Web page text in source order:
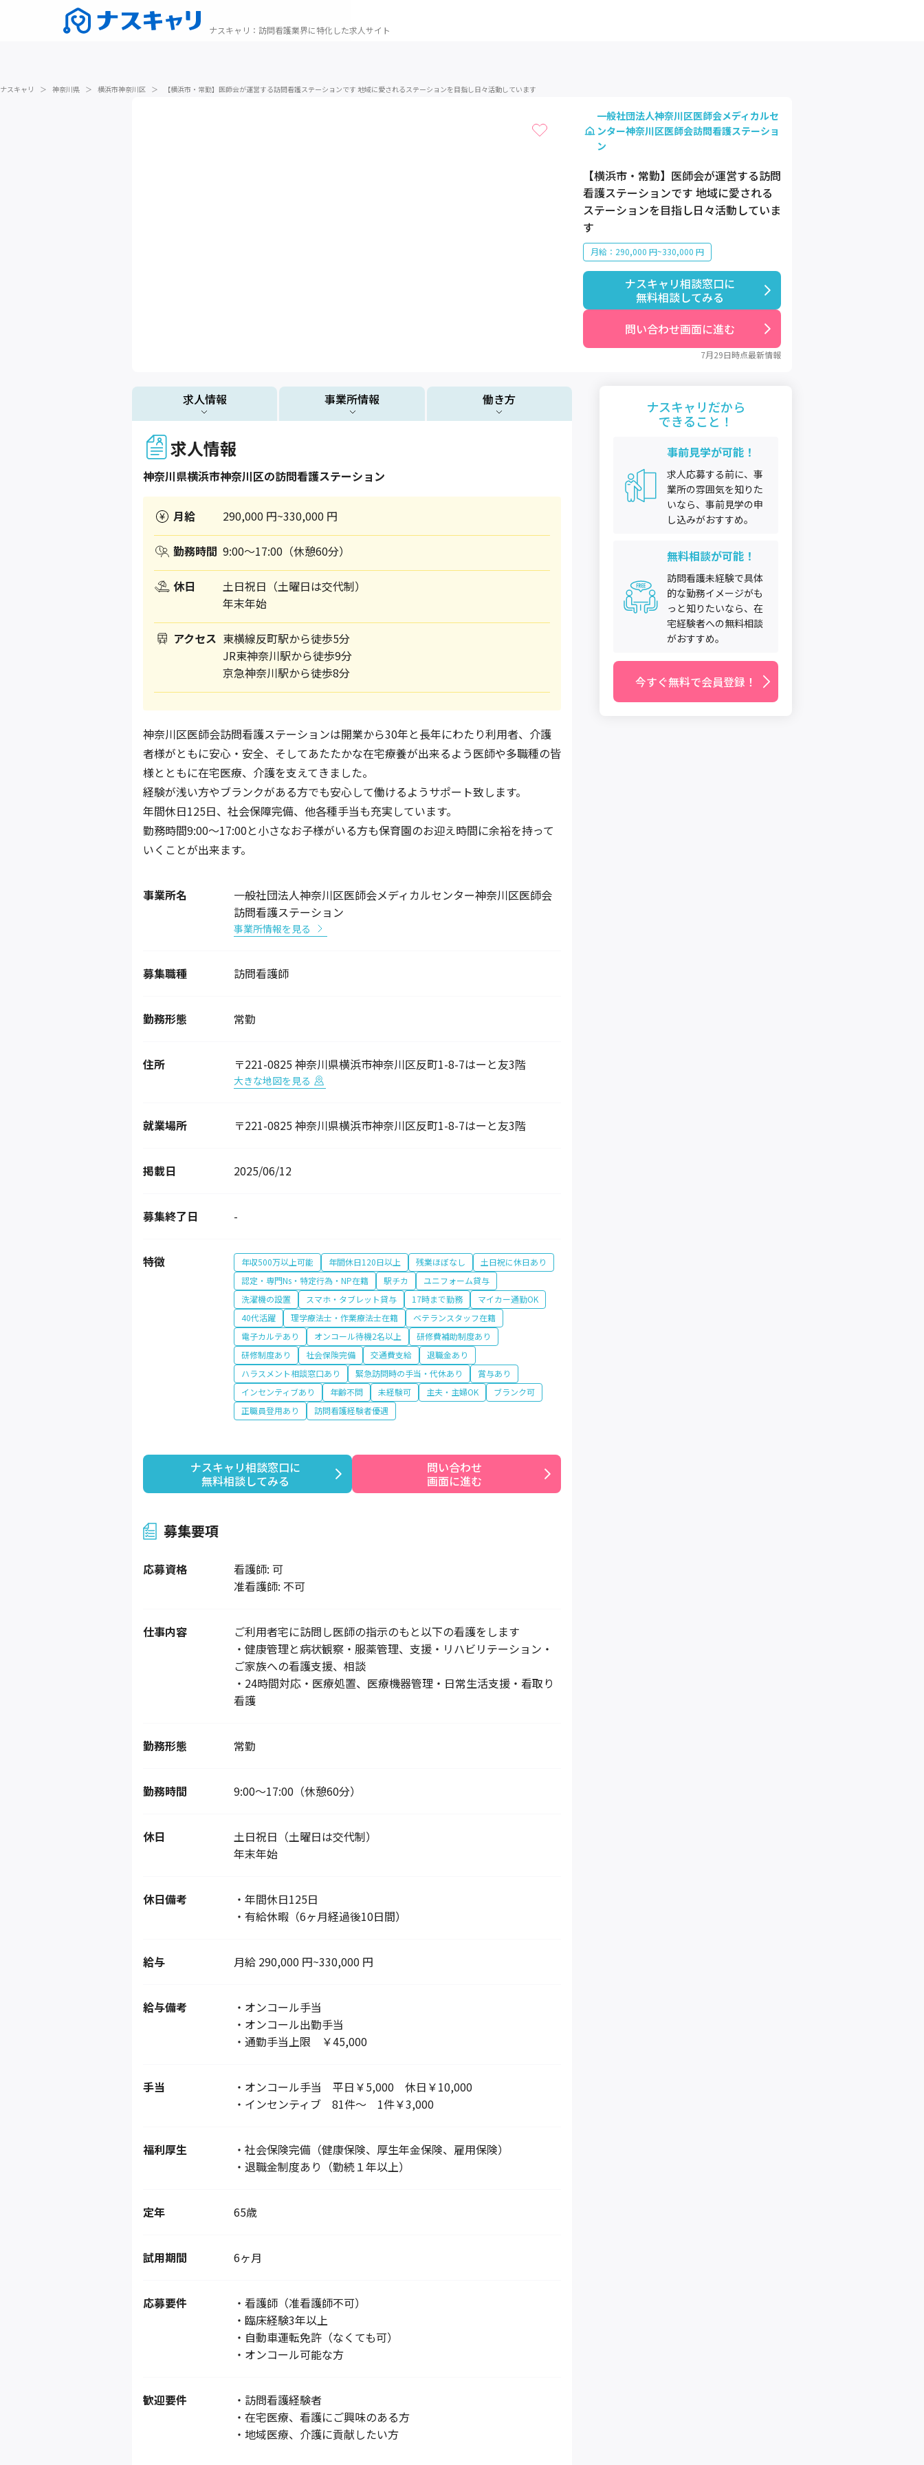
ナスキャリ ： 訪問看護業界に特化した求人サイト
ナスキャリ ＞ 神奈川県 ＞ 横浜市神奈川区 ＞ 【横浜市・常勤】医師会が運営する訪問看護ステーションです 地域に愛されるステーションを目指し日々活動しています
一般社団法人神奈川区医師会メディカルセ
ンター神奈川区医師会訪問看護ステーショ
ン
【横浜市・常勤】医師会が運営する訪問
看護ステーションです 地域に愛される
ステーションを目指し日々活動していま
す
月給：290,000 円~330,000 円
ナスキャリ相談窓口に
無料相談してみる
問い合わせ画面に進む
7月29日時点最新情報
求人情報 事業所情報 働き方
求人情報
神奈川県横浜市神奈川区の訪問看護ステーション
月給 290,000 円~330,000 円
勤務時間 9:00～17:00（休憩60分）
休日
土日祝日（土曜日は交代制）
年末年始
アクセス 東横線反町駅から徒歩5分
JR東神奈川駅から徒歩9分
京急神奈川駅から徒歩8分
神奈川区医師会訪問看護ステーションは開業から30年と長年にわたり利用者、介護
者様がともに安心・安全、そしてあたたかな在宅療養が出来るよう医師や多職種の皆
様とともに在宅医療、介護を支えてきました。
経験が浅い方やブランクがある方でも安心して働けるようサポート致します。
年間休日125日、社会保障完備、他各種手当も充実しています。
勤務時間9:00～17:00と小さなお子様がいる方も保育園のお迎え時間に余裕を持って
いくことが出来ます。
事業所名
一般社団法人神奈川区医師会メディカルセンター神奈川区医師会
訪問看護ステーション
事業所情報を見る
募集職種 訪問看護師
勤務形態 常勤
住所 〒221-0825 神奈川県横浜市神奈川区反町1-8-7はーと友3階
大きな地図を見る
就業場所 〒221-0825 神奈川県横浜市神奈川区反町1-8-7はーと友3階
掲載日 2025/06/12
募集終了日 -
特徴 年収500万以上可能 年間休日120日以上 残業ほぼなし
土日祝に休日あり
認定・専門Ns・特定行為・NP在籍
駅チカ
ユニフォーム貸与
洗濯機の設置
スマホ・タブレット貸与 17時まで勤務
マイカー通勤OK
40代活躍
理学療法士・作業療法士在籍
ベテランスタッフ在籍
電子カルテあり
オンコール待機2名以上
研修費補助制度あり
研修制度あり
社会保険完備 交通費支給
退職金あり
ハラスメント相談窓口あり
緊急訪問時の手当・代休あり
賞与あり
インセンティブあり
年齢不問 未経験可 主夫・主婦OK
ブランク可
正職員登用あり
訪問看護経験者優遇
ナスキャリ相談窓口に
無料相談してみる
問い合わせ
画面に進む
募集要項
応募資格
看護師: 可
准看護師: 不可
仕事内容
ご利用者宅に訪問し医師の指示のもと以下の看護をします
・健康管理と病状観察・服薬管理、支援・リハビリテーション・
ご家族への看護支援、相談
・24時間対応・医療処置、医療機器管理・日常生活支援・看取り
看護
勤務形態 常勤
勤務時間 9:00～17:00（休憩60分）
休日
土日祝日（土曜日は交代制）
年末年始
休日備考
・年間休日125日
・有給休暇（6ヶ月経過後10日間）
給与 月給 290,000 円~330,000 円
給与備考
・オンコール手当
・オンコール出勤手当
・通勤手当上限 ￥45,000
手当
・オンコール手当 平日￥5,000 休日￥10,000
・インセンティブ 81件～ 1件￥3,000
福利厚生
・社会保険完備（健康保険、厚生年金保険、雇用保険）
・退職金制度あり（勤続１年以上）
定年 65歳
試用期間 6ヶ月
応募要件
・看護師（准看護師不可）
・臨床経験3年以上
・自動車運転免許（なくても可）
・オンコール可能な方
歓迎要件
・訪問看護経験者
・在宅医療、看護にご興味のある方
・地域医療、介護に貢献したい方
ナスキャリだから
できること！
事前見学が可能！
求人応募する前に、事
業所の雰囲気を知りた
いなら、事前見学の申
し込みがおすすめ。
無料相談が可能！
訪問看護未経験で具体
的な勤務イメージがも
っと知りたいなら、在
宅経験者への無料相談
がおすすめ。
今すぐ無料で会員登録！